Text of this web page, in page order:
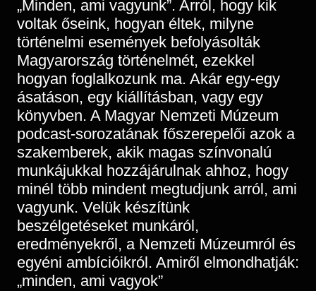
Régészet
Tagintézmények
Felnőttképzés
Közérdekű adatok
Képcsarnok
Történeti Fényképtár
Éremtár
Adattár
Központi Könyvtár
„Minden, ami vagyunk”. Arról, hogy kik
voltak őseink, hogyan éltek, milyne
történelmi események befolyásolták
Magyarország történelmét, ezekkel
hogyan foglalkozunk ma. Akár egy-egy
ásatáson, egy kiállításban, vagy egy
könyvben. A Magyar Nemzeti Múzeum
podcast-sorozatának főszerepelői azok a
szakemberek, akik magas színvonalú
munkájukkal hozzájárulnak ahhoz, hogy
minél több mindent megtudjunk arról, ami
vagyunk. Velük készítünk
beszélgetéseket munkáról,
eredményekről, a Nemzeti Múzeumról és
egyéni ambícióikról. Amiről elmondhatják:
„minden, ami vagyok”